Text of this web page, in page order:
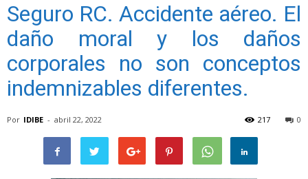
Seguro RC. Accidente aéreo. El
daño moral y los daños
corporales no son conceptos
indemnizables diferentes.
Por IDIBE - abril 22, 2022 0
217